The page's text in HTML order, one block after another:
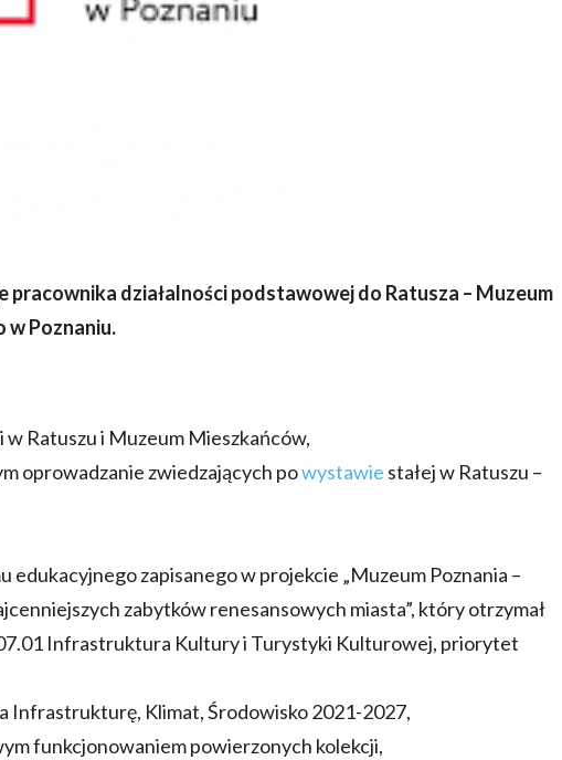
pracownika działalności podstawowej do Ratusza – Muzeum
w Poznaniu.
Ratuszu i Muzeum Mieszkańców,
oprowadzanie zwiedzających powystawie stałej w Ratuszu –
edukacyjnego zapisanego w projekcie „Muzeum Poznania –
zabytków renesansowych miasta”, który otrzymał
Infrastruktura Kultury i Turystyki Kulturowej, priorytet
Infrastrukturę, Klimat, Środowisko 2021-2027,
funkcjonowaniem powierzonych kolekcji,